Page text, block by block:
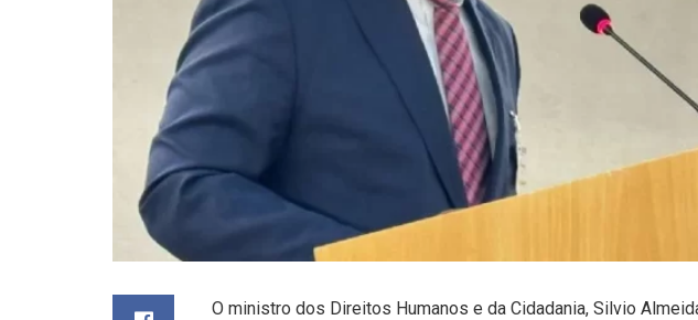
O ministro dos Direitos Humanos e da Cidadania, Silvio